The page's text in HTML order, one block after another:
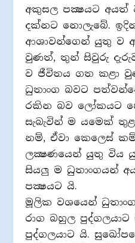
අකුසල පක්‍ෂයට අයත්
දක්නට නොලැබේ.
ආශාවන්ගෙන් යුතු ව
වුණත්, තුන් සිවුරු
ව ජීවිතය ගත කළා
ධුතාංග බවට
රකින බව ලෝකයට
සැබැවින් ම යමෙක්
නම්, ඒවා කෙලෙස්
ලක්‍ෂණයෙන් යුතු විය
සියලු ම ධුතාංගයන්
පක්‍ෂයට යි.
මූලික වශයෙන්
රාග බහුල
පුද්ගලයාට යි.